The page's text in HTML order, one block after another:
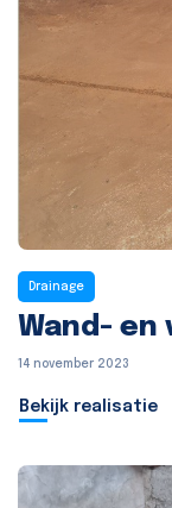
Drainage
Wand- en
14 november 2023
Bekijk realisatie